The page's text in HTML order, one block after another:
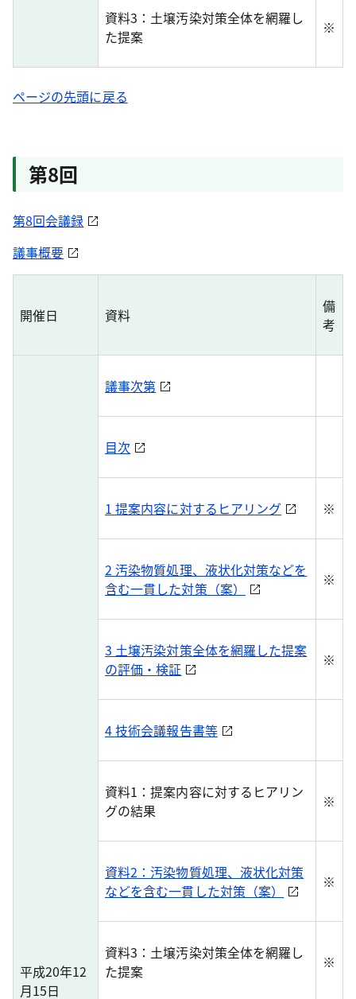
資料3：土壌汚染対策全体を網羅し
た提案
※
ページの先頭に戻る
第8回
第8回会議録
議事概要
開催日 資料
備
考
平成20年12
月15日
議事次第
目次
1 提案内容に対するヒアリング ※
2 汚染物質処理、液状化対策などを
含む一貫した対策（案）
※
3 土壌汚染対策全体を網羅した提案
の評価・検証
※
4 技術会議報告書等
資料1：提案内容に対するヒアリン
グの結果
※
資料2：汚染物質処理、液状化対策
などを含む一貫した対策（案）
※
資料3：土壌汚染対策全体を網羅し
た提案
※